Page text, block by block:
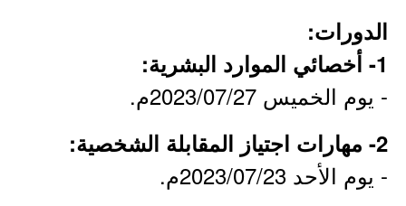
الدورات:
1- أخصائي الموارد البشرية:
- يوم الخميس 2023/07/27م.
2- مهارات اجتياز المقابلة الشخصية:
- يوم الأحد 2023/07/23م.